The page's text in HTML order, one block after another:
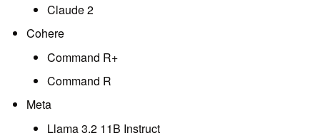
Claude 2
Cohere
Command R+
Command R
Meta
Llama 3.2 11B Instruct